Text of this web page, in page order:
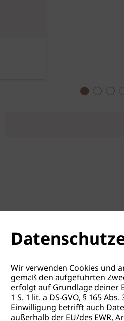
Wir verwenden Cookies und
gemäß den aufgeführten
erfolgt auf Grundlage deiner
1 S. 1 lit. a DS-GVO, § 165 Abs.
Einwilligung betrifft auch
außerhalb der EU/des EWR,